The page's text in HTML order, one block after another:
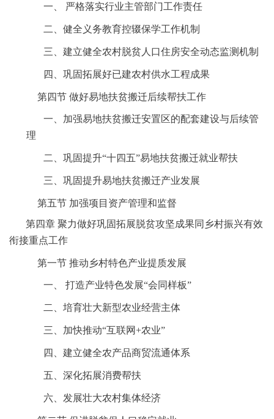
一、 严格落实行业主管部门工作责任
二、健全义务教育控辍保学工作机制
三、建立健全农村脱贫人口住房安全动态监测机制
四、巩固拓展好已建农村供水工程成果
第四节 做好易地扶贫搬迁后续帮扶工作
一、加强易地扶贫搬迁安置区的配套建设与后续管
理
二、巩固提升“十四五”易地扶贫搬迁就业帮扶
三、巩固提升易地扶贫搬迁产业发展
第五节 加强项目资产管理和监督
第四章 聚力做好巩固拓展脱贫攻坚成果同乡村振兴有效
衔接重点工作
第一节 推动乡村特色产业提质发展
一、 打造产业特色发展“会同样板”
二、培育壮大新型农业经营主体
三、加快推动“互联网+农业”
四、建立健全农产品商贸流通体系
五、深化拓展消费帮扶
六、发展壮大农村集体经济